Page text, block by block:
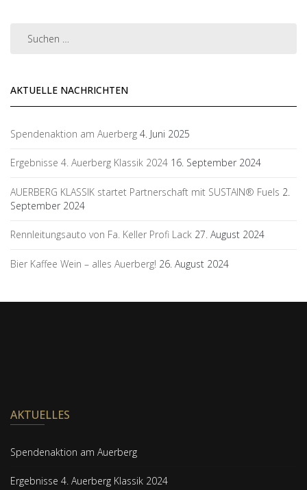
AKTUELLE NACHRICHTEN
Spendenaktion am Auerberg 4. Juni 2025
Ergebnisse 4. Auerberg Klassik 2024 16. September 2024
AUERBERG KLASSIK startet Partnerschaft mit SUSTAIN® Fuels 2.
September 2024
Rennleitungsauto von Fa. Keller Profi Lack 27. August 2024
Bier Kaffee Wein – alles Auerberg! 26. August 2024
AKTUELLES
Spendenaktion am Auerberg
Ergebnisse 4. Auerberg Klassik 2024